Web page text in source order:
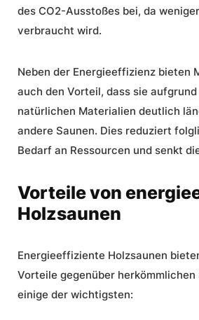
des CO2-Ausstoßes bei, da
verbraucht wird.
Neben der Energieeffizienz bieten
auch den Vorteil, dass sie
natürlichen Materialien deutlich
andere Saunen. Dies reduziert
Bedarf an Ressourcen und senkt
Vorteile von
Holzsaunen
Energieeffiziente Holzsaunen
Vorteile gegenüber herkömmlichen
einige der wichtigsten: